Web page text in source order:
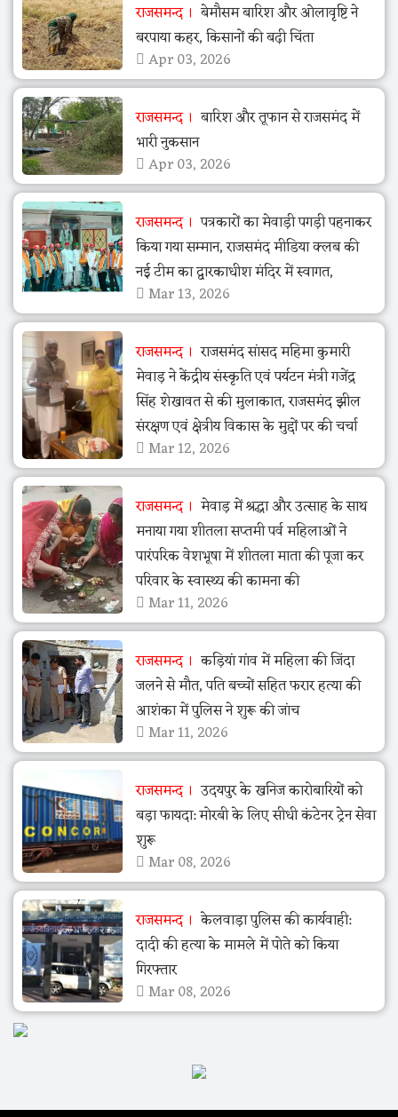
राजसमन्द
बेमौसम बारिश और ओलावृष्टि ने
बरपाया कहर, किसानों की बढ़ी चिंता
Apr 03, 2026
राजसमन्द
बारिश और तूफान से राजसमंद में
भारी नुकसान
Apr 03, 2026
राजसमन्द
पत्रकारों का मेवाड़ी पगड़ी पहनाकर
किया गया सम्मान, राजसमंद मीडिया क्लब की
नई टीम का द्वारकाधीश मंदिर में स्वागत,
Mar 13, 2026
राजसमन्द
राजसमंद सांसद महिमा कुमारी
मेवाड़ ने केंद्रीय संस्कृति एवं पर्यटन मंत्री गजेंद्र
सिंह शेखावत से की मुलाकात, राजसमंद झील
संरक्षण एवं क्षेत्रीय विकास के मुद्दों पर की चर्चा
Mar 12, 2026
राजसमन्द
मेवाड़ में श्रद्धा और उत्साह के साथ
मनाया गया शीतला सप्तमी पर्व महिलाओं ने
पारंपरिक वेशभूषा में शीतला माता की पूजा कर
परिवार के स्वास्थ्य की कामना की
Mar 11, 2026
राजसमन्द
कड़ियां गांव में महिला की जिंदा
जलने से मौत, पति बच्चों सहित फरार हत्या की
आशंका में पुलिस ने शुरू की जांच
Mar 11, 2026
राजसमन्द
उदयपुर के खनिज कारोबारियों को
बड़ा फायदा: मोरबी के लिए सीधी कंटेनर ट्रेन सेवा
शुरू
Mar 08, 2026
राजसमन्द
केलवाड़ा पुलिस की कार्यवाही:
दादी की हत्या के मामले में पोते को किया
गिरफ्तार
Mar 08, 2026